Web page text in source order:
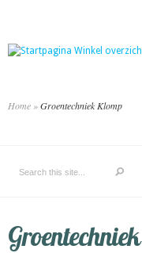
Home »Groentechniek Klomp